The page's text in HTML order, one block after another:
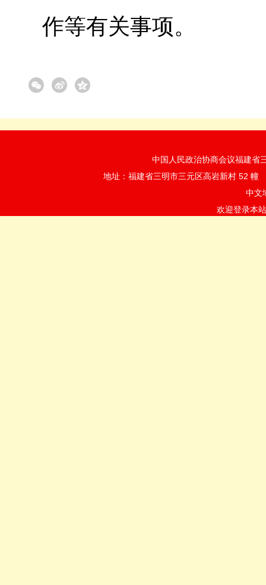
作等有关事项。
中国人民政治协商会议福建省
地址：福建省三明市三元区高岩新村 52
中文
欢迎登录本